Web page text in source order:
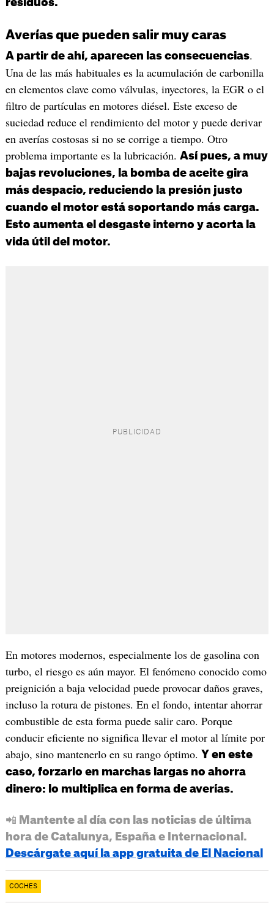
residuos.
Averías que pueden salir muy caras
A partir de ahí, aparecen las consecuencias.
Una de las más habituales es la acumulación de carbonilla
en elementos clave como válvulas, inyectores, la EGR o el
filtro de partículas en motores diésel. Este exceso de
suciedad reduce el rendimiento del motor y puede derivar
en averías costosas si no se corrige a tiempo. Otro
problema importante es la lubricación. Así pues, a muy
bajas revoluciones, la bomba de aceite gira
más despacio, reduciendo la presión justo
cuando el motor está soportando más carga.
Esto aumenta el desgaste interno y acorta la
vida útil del motor.
En motores modernos, especialmente los de gasolina con
turbo, el riesgo es aún mayor. El fenómeno conocido como
preignición a baja velocidad puede provocar daños graves,
incluso la rotura de pistones. En el fondo, intentar ahorrar
combustible de esta forma puede salir caro. Porque
conducir eficiente no significa llevar el motor al límite por
abajo, sino mantenerlo en su rango óptimo. Y en este
caso, forzarlo en marchas largas no ahorra
dinero: lo multiplica en forma de averías.
📲 Mantente al día con las noticias de última
hora de Catalunya, España e Internacional.
Descárgate aquí la app gratuita de El Nacional
COCHES